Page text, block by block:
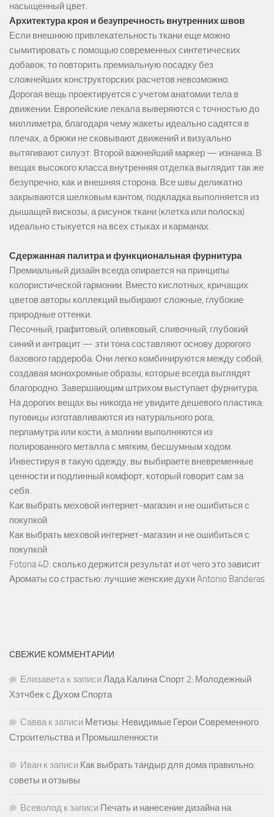
насыщенный цвет.
Архитектура кроя и безупречность внутренних швов
Если внешнюю привлекательность ткани еще можно
сымитировать с помощью современных синтетических
добавок, то повторить премиальную посадку без
сложнейших конструкторских расчетов невозможно.
Дорогая вещь проектируется с учетом анатомии тела в
движении. Европейские лекала выверяются с точностью до
миллиметра, благодаря чему жакеты идеально садятся в
плечах, а брюки не сковывают движений и визуально
вытягивают силуэт. Второй важнейший маркер — изнанка. В
вещах высокого класса внутренняя отделка выглядит так же
безупречно, как и внешняя сторона. Все швы деликатно
закрываются шелковым кантом, подкладка выполняется из
дышащей вискозы, а рисунок ткани (клетка или полоска)
идеально стыкуется на всех стыках и карманах.
Сдержанная палитра и функциональная фурнитура
Премиальный дизайн всегда опирается на принципы
колористической гармонии. Вместо кислотных, кричащих
цветов авторы коллекций выбирают сложные, глубокие
природные оттенки.
Песочный, графитовый, оливковый, сливочный, глубокий
синий и антрацит — эти тона составляют основу дорогого
базового гардероба. Они легко комбинируются между собой,
создавая монохромные образы, которые всегда выглядят
благородно. Завершающим штрихом выступает фурнитура.
На дорогих вещах вы никогда не увидите дешевого пластика:
пуговицы изготавливаются из натурального рога,
перламутра или кости, а молнии выполняются из
полированного металла с мягким, бесшумным ходом.
Инвестируя в такую одежду, вы выбираете вневременные
ценности и подлинный комфорт, который говорит сам за
себя.
Как выбрать меховой интернет-магазин и не ошибиться с
покупкой
Как выбрать меховой интернет-магазин и не ошибиться с
покупкой
Fotona 4D: сколько держится результат и от чего это зависит
Ароматы со страстью: лучшие женские духи Antonio Banderas
СВЕЖИЕ КОММЕНТАРИИ
Елизаветак записиЛада Калина Спорт 2: Молодежный
Хэтчбек с Духом Спорта
Саввак записи Метизы: Невидимые Герои Современного
Строительства и Промышленности
Иван к записи Как выбрать тандыр для дома правильно:
советы и отзывы
Всеволод к записи Печать и нанесение дизайна на